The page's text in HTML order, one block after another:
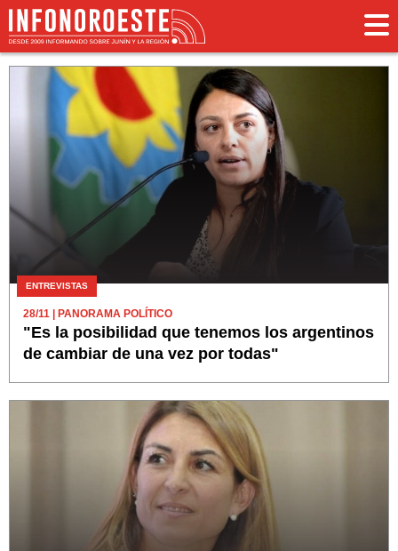
ENTREVISTAS
28/11 | PANORAMA POLÍTICO
"Es la posibilidad que tenemos los argentinos
de cambiar de una vez por todas"